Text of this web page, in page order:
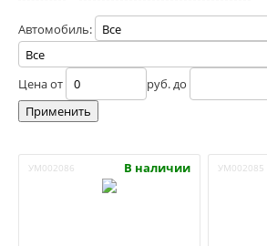
Автомобиль:
Цена от руб. до
УМ002086 В наличии УМ002085